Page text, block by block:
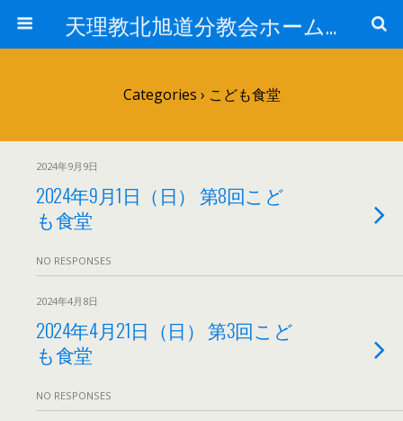
天理教北旭道分教会ホームページ
Categories › こども食堂
2024年9月9日
2024年9月1日（日） 第8回こど
も食堂
NO RESPONSES
2024年4月8日
2024年4月21日（日） 第3回こど
も食堂
NO RESPONSES